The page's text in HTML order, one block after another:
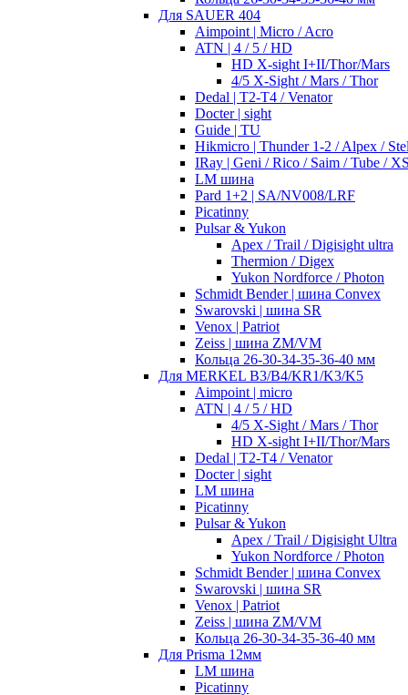
Для SAUER 404
Aimpoint | Micro / Acro
ATN | 4 / 5 / HD
HD X-sight I+II/Thor/Mars
4/5 X-Sight / Mars / Thor
Dedal | T2-T4 / Venator
Docter | sight
Guide | TU
Hikmicro | Thunder 1-2 / Alpex /
IRay | Geni / Rico / Saim / Tube /
LM шина
Pard 1+2 | SA/NV008/LRF
Picatinny
Pulsar & Yukon
Apex / Trail / Digisight ultra
Thermion / Digex
Yukon Nordforce / Photon
Schmidt Bender | шина Convex
Swarovski | шина SR
Venox | Patriot
Zeiss | шина ZM/VM
Кольца 26-30-34-35-36-40 мм
Для MERKEL B3/B4/KR1/K3/K5
Aimpoint | micro
ATN | 4 / 5 / HD
4/5 X-Sight / Mars / Thor
HD X-sight I+II/Thor/Mars
Dedal | T2-T4 / Venator
Docter | sight
LM шина
Picatinny
Pulsar & Yukon
Apex / Trail / Digisight Ultra
Yukon Nordforce / Photon
Schmidt Bender | шина Convex
Swarovski | шина SR
Venox | Patriot
Zeiss | шина ZM/VM
Кольца 26-30-34-35-36-40 мм
Для Prisma 12мм
LM шина
Picatinny